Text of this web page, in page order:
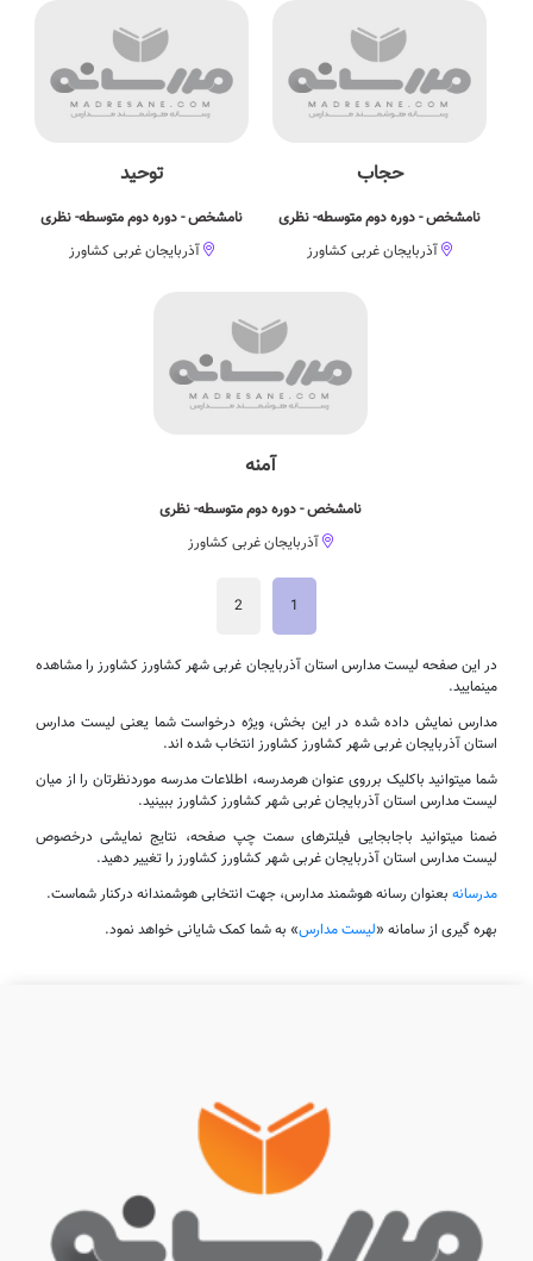
حجاب
نامشخص - دوره دوم متوسطه- نظری
آذربایجان غربی کشاورز
توحید
نامشخص - دوره دوم متوسطه- نظری
آذربایجان غربی کشاورز
آمنه
نامشخص - دوره دوم متوسطه- نظری
آذربایجان غربی کشاورز
1
2
در این صفحه لیست مدارس استان آذربایجان غربی شهر کشاورز کشاورز را مشاهده
مینمایید.
مدارس نمایش داده شده در این بخش، ویژه درخواست شما یعنی لیست مدارس
استان آذربایجان غربی شهر کشاورز کشاورز انتخاب شده اند.
شما میتوانید باکلیک برروی عنوان هرمدرسه، اطلاعات مدرسه موردنظرتان را از میان
لیست مدارس استان آذربایجان غربی شهر کشاورز کشاورز ببینید.
ضمنا میتوانید باجابجایی فیلترهای سمت چپ صفحه، نتایج نمایشی درخصوص
لیست مدارس استان آذربایجان غربی شهر کشاورز کشاورز را تغییر دهید.
مدرسانه بعنوان رسانه هوشمند مدارس، جهت انتخابی هوشمندانه درکنار شماست.
بهره گیری از سامانه «لیست مدارس» به شما کمک شایانی خواهد نمود.